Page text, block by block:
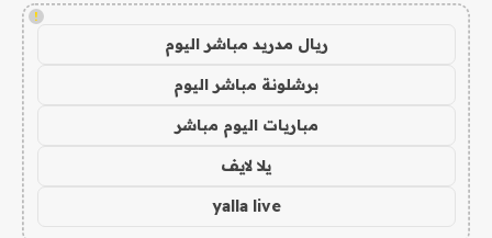
!
ريال مدريد مباشر اليوم
برشلونة مباشر اليوم
مباريات اليوم مباشر
يلا لايف
yalla live